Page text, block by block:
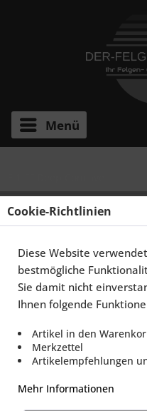
Menü
ELEGANCE WHEELS E
5X120 ET40
Cookie-Richtlinien
Diese Website
bestmögliche
Sie damit nicht
Ihnen folgende
Artikel in den
Merkzettel
Artikelempfehlungen
Mehr Informationen